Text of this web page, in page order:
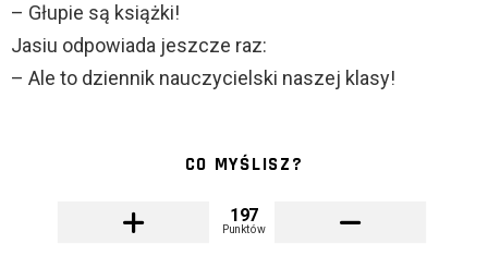
– Głupie są książki!
Jasiu odpowiada jeszcze raz:
– Ale to dziennik nauczycielski naszej klasy!
CO MYŚLISZ?
197
Punktów